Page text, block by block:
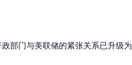
部门与美联储的紧张关系已升级